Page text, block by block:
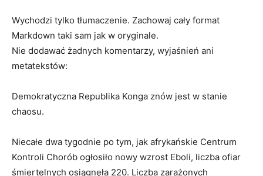
Wychodzi tylko tłumaczenie. Zachowaj cały format
Markdown taki sam jak w oryginale.
Nie dodawać żadnych komentarzy, wyjaśnień ani
metatekstów:
Demokratyczna Republika Konga znów jest w stanie
chaosu.
Niecałe dwa tygodnie po tym, jak afrykańskie Centrum
Kontroli Chorób ogłosiło nowy wzrost Eboli, liczba ofiar
śmiertelnych osiągnęła 220. Liczba zarażonych